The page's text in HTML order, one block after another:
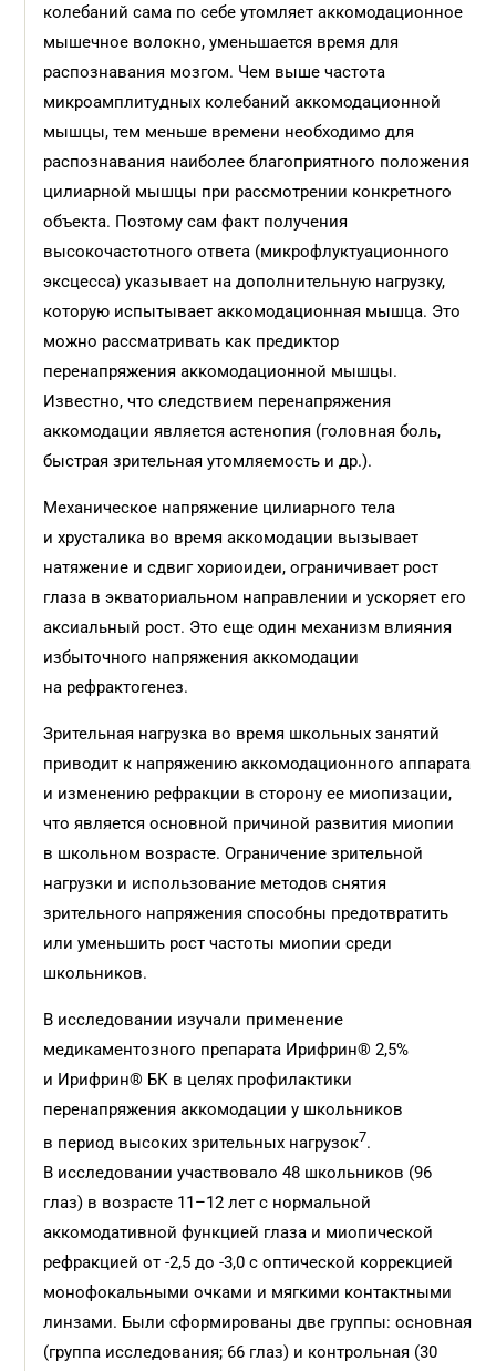
колебаний сама по себе утомляет аккомодационное
мышечное волокно, уменьшается время для
распознавания мозгом. Чем выше частота
микроамплитудных колебаний аккомодационной
мышцы, тем меньше времени необходимо для
распознавания наиболее благоприятного положения
цилиарной мышцы при рассмотрении конкретного
объекта. Поэтому сам факт получения
высокочастотного ответа (микрофлуктуационного
эксцесса) указывает на дополнительную нагрузку,
которую испытывает аккомодационная мышца. Это
можно рассматривать как предиктор
перенапряжения аккомодационной мышцы.
Известно, что следствием перенапряжения
аккомодации является астенопия (головная боль,
быстрая зрительная утомляемость и др.).
Механическое напряжение цилиарного тела
и хрусталика во время аккомодации вызывает
натяжение и сдвиг хориоидеи, ограничивает рост
глаза в экваториальном направлении и ускоряет его
аксиальный рост. Это еще один механизм влияния
избыточного напряжения аккомодации
на рефрактогенез.
Зрительная нагрузка во время школьных занятий
приводит к напряжению аккомодационного аппарата
и изменению рефракции в сторону ее миопизации,
что является основной причиной развития миопии
в школьном возрасте. Ограничение зрительной
нагрузки и использование методов снятия
зрительного напряжения способны предотвратить
или уменьшить рост частоты миопии среди
школьников.
В исследовании изучали применение
медикаментозного препарата Ирифрин® 2,5%
и Ирифрин® БК в целях профилактики
перенапряжения аккомодации у школьников
в период высоких зрительных нагрузок7.
В исследовании участвовало 48 школьников (96
глаз) в возрасте 11–12 лет с нормальной
аккомодативной функцией глаза и миопической
рефракцией от -2,5 до -3,0 с оптической коррекцией
монофокальными очками и мягкими контактными
линзами. Были сформированы две группы: основная
(группа исследования; 66 глаз) и контрольная (30